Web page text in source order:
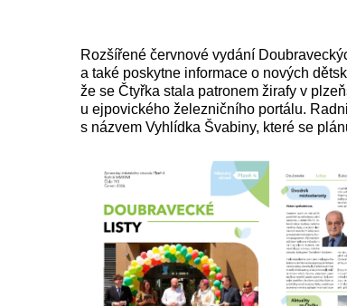
Rozšířené červnové vydání
a také poskytne informace o nových
že se Čtyřka stala patronem žirafy v
u ejpovického železničního portálu.
s názvem Vyhlídka Švabiny, které se